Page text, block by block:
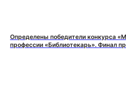
Определены победители конкурса
профессии «Библиотекарь». Финал